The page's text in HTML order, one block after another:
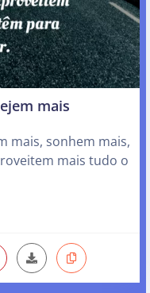
mais
mais, sonhem mais,
mais tudo o